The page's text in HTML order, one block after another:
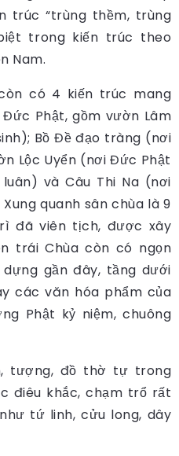
trúc “trùng thềm, trùng
trong kiến trúc theo
Nam.
có 4 kiến trúc mang
Phật, gồm vườn Lâm
Bồ Đề đạo tràng (nơi
Lộc Uyển (nơi Đức Phật
và Câu Thi Na (nơi
quanh sân chùa là 9
đã viên tịch, được xây
trái Chùa còn có ngọn
gần đây, tầng dưới
các văn hóa phẩm của
Phật kỷ niệm, chuông
tượng, đồ thờ tự trong
điêu khắc, chạm trổ rất
tứ linh, cửu long, dây